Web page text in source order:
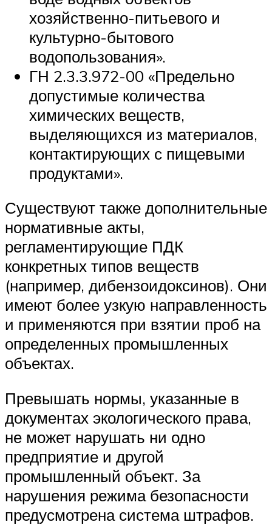
хозяйственно-питьевого и
культурно-бытового
водопользования».
ГН 2.3.3.972-00 «Предельно
допустимые количества
химических веществ,
выделяющихся из материалов,
контактирующих с пищевыми
продуктами».
Существуют также дополнительные
нормативные акты,
регламентирующие ПДК
конкретных типов веществ
(например, дибензоидоксинов). Они
имеют более узкую направленность
и применяются при взятии проб на
определенных промышленных
объектах.
Превышать нормы, указанные в
документах экологического права,
не может нарушать ни одно
предприятие и другой
промышленный объект. За
нарушения режима безопасности
предусмотрена система штрафов.